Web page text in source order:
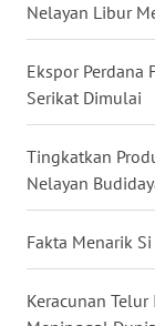
Nelayan Libur
Ekspor Perdana
Serikat Dimulai
Tingkatkan
Nelayan
Fakta Menarik
Keracunan
NUSANTARA
WN
JOGJA
WN
JATIM
WN
BALI